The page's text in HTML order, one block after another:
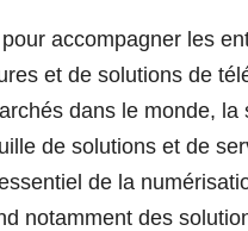
accompagner les
et de solutions de
dans le monde,
de solutions et de
de la
notamment des